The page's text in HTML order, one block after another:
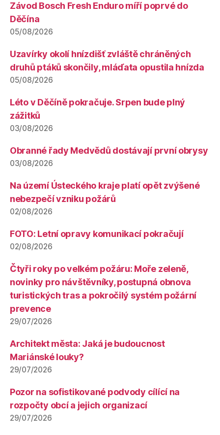
Závod Bosch Fresh Enduro míří poprvé do
Děčína
05/08/2026
Uzavírky okolí hnízdišť zvláště chráněných
druhů ptáků skončily, mláďata opustila hnízda
05/08/2026
Léto v Děčíně pokračuje. Srpen bude plný
zážitků
03/08/2026
Obranné řady Medvědů dostávají první obrysy
03/08/2026
Na území Ústeckého kraje platí opět zvýšené
nebezpečí vzniku požárů
02/08/2026
FOTO: Letní opravy komunikací pokračují
02/08/2026
Čtyři roky po velkém požáru: Moře zeleně,
novinky pro návštěvníky, postupná obnova
turistických tras a pokročilý systém požární
prevence
29/07/2026
Architekt města: Jaká je budoucnost
Mariánské louky?
29/07/2026
Pozor na sofistikované podvody cílící na
rozpočty obcí a jejich organizací
29/07/2026